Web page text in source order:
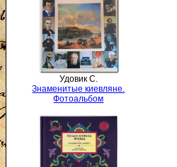
Удовик С.
Знаменитые киевляне.
Фотоальбом